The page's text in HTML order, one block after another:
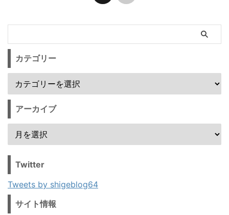
カテゴリー
アーカイブ
Twitter
Tweets by shigeblog64
サイト情報